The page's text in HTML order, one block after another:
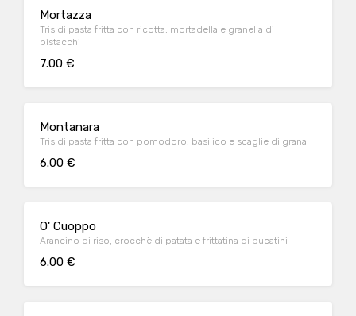
Mortazza
Tris di pasta fritta con ricotta, mortadella e granella di
pistacchi
7.00 €
Montanara
Tris di pasta fritta con pomodoro, basilico e scaglie di grana
6.00 €
O' Cuoppo
Arancino di riso, crocchè di patata e frittatina di bucatini
6.00 €